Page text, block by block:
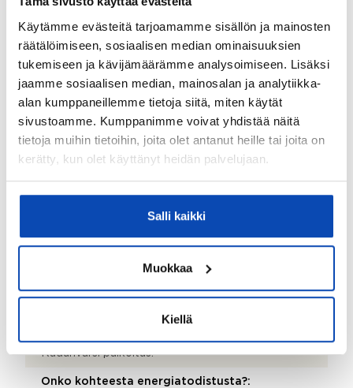
Käytämme evästeitä tarjoamamme sisällön ja mainosten
räätälöimiseen, sosiaalisen median ominaisuuksien
tukemiseen ja kävijämäärämme analysoimiseen. Lisäksi
jaamme sosiaalisen median, mainosalan ja analytiikka-
alan kumppaneillemme tietoja siitä, miten käytät
sivustoamme. Kumppanimme voivat yhdistää näitä
tietoja muihin tietoihin, joita olet antanut heille tai joita on
kerätty, kun olet käyttänyt heidän palvelujaan.
Salli kaikki
Muokkaa
Kiellä
Kiinteistönhoidosta vastaa:
Huoltoyhtiö
Isännöitsijätoimisto:
Oiva Isännöinti Oy
Valmistumisvuosi:
Lämmitysjärjestelmä:
Kadunvarsi paikoitus.
Onko kohteesta energiatodistusta?: